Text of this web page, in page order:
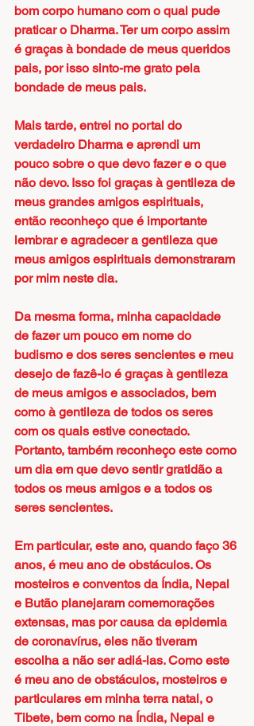
bom corpo humano com o qual pude
praticar o Dharma. Ter um corpo assim
é graças à bondade de meus queridos
pais, por isso sinto-me grato pela
bondade de meus pais.
Mais tarde, entrei no portal do
verdadeiro Dharma e aprendi um
pouco sobre o que devo fazer e o que
não devo. Isso foi graças à gentileza de
meus grandes amigos espirituais,
então reconheço que é importante
lembrar e agradecer a gentileza que
meus amigos espirituais demonstraram
por mim neste dia.
Da mesma forma, minha capacidade
de fazer um pouco em nome do
budismo e dos seres sencientes e meu
desejo de fazê-lo é graças à gentileza
de meus amigos e associados, bem
como à gentileza de todos os seres
com os quais estive conectado.
Portanto, também reconheço este como
um dia em que devo sentir gratidão a
todos os meus amigos e a todos os
seres sencientes.
Em particular, este ano, quando faço 36
anos, é meu ano de obstáculos. Os
mosteiros e conventos da Índia, Nepal
e Butão planejaram comemorações
extensas, mas por causa da epidemia
de coronavírus, eles não tiveram
escolha a não ser adiá-las. Como este
é meu ano de obstáculos, mosteiros e
particulares em minha terra natal, o
Tibete, bem como na Índia, Nepal e